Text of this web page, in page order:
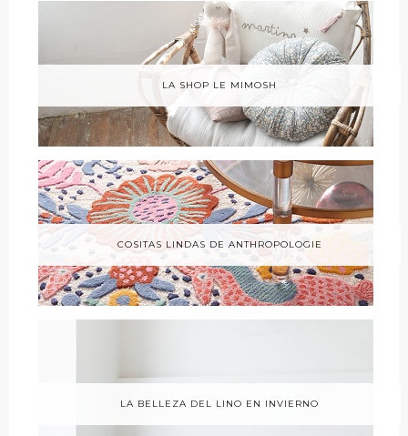
LA SHOP LE MIMOSH
COSITAS LINDAS DE ANTHROPOLOGIE
LA BELLEZA DEL LINO EN INVIERNO